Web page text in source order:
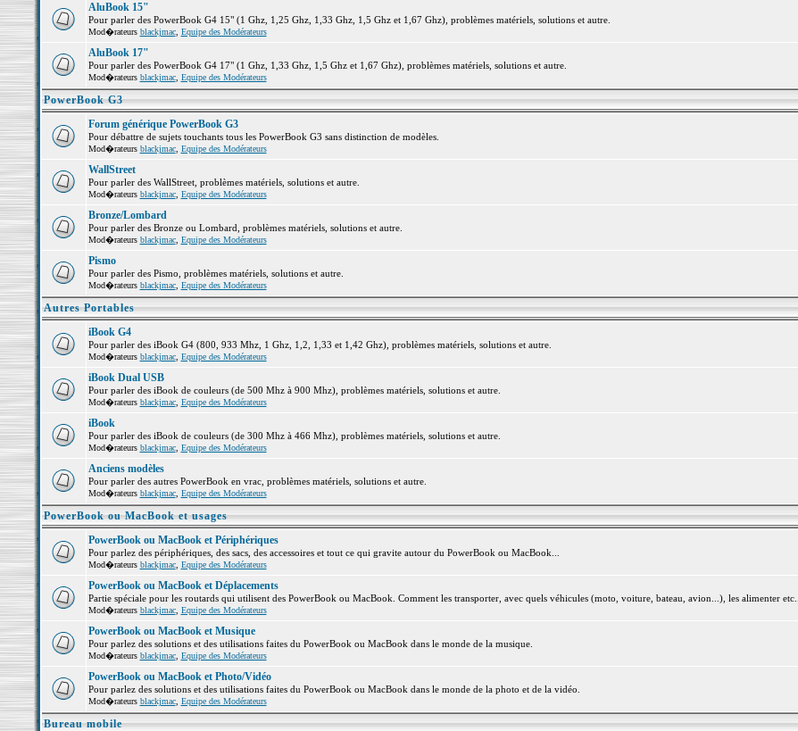
AluBook 15"
Pour parler des PowerBook G4 15" (1 Ghz, 1,25 Ghz, 1,33 Ghz, 1,5 Ghz et 1,67 Ghz), problèmes matériels, solutions et autre.
Mod�rateurs blackjmac, Equipe des Modérateurs
AluBook 17"
Pour parler des PowerBook G4 17" (1 Ghz, 1,33 Ghz, 1,5 Ghz et 1,67 Ghz), problèmes matériels, solutions et autre.
Mod�rateurs blackjmac, Equipe des Modérateurs
PowerBook G3
Forum générique PowerBook G3
Pour débattre de sujets touchants tous les PowerBook G3 sans distinction de modèles.
Mod�rateurs blackjmac, Equipe des Modérateurs
WallStreet
Pour parler des WallStreet, problèmes matériels, solutions et autre.
Mod�rateurs blackjmac, Equipe des Modérateurs
Bronze/Lombard
Pour parler des Bronze ou Lombard, problèmes matériels, solutions et autre.
Mod�rateurs blackjmac, Equipe des Modérateurs
Pismo
Pour parler des Pismo, problèmes matériels, solutions et autre.
Mod�rateurs blackjmac, Equipe des Modérateurs
Autres Portables
iBook G4
Pour parler des iBook G4 (800, 933 Mhz, 1 Ghz, 1,2, 1,33 et 1,42 Ghz), problèmes matériels, solutions et autre.
Mod�rateurs blackjmac, Equipe des Modérateurs
iBook Dual USB
Pour parler des iBook de couleurs (de 500 Mhz à 900 Mhz), problèmes matériels, solutions et autre.
Mod�rateurs blackjmac, Equipe des Modérateurs
iBook
Pour parler des iBook de couleurs (de 300 Mhz à 466 Mhz), problèmes matériels, solutions et autre.
Mod�rateurs blackjmac, Equipe des Modérateurs
Anciens modèles
Pour parler des autres PowerBook en vrac, problèmes matériels, solutions et autre.
Mod�rateurs blackjmac, Equipe des Modérateurs
PowerBook ou MacBook et usages
PowerBook ou MacBook et Périphériques
Pour parlez des périphériques, des sacs, des accessoires et tout ce qui gravite autour du PowerBook ou MacBook...
Mod�rateurs blackjmac, Equipe des Modérateurs
PowerBook ou MacBook et Déplacements
Partie spéciale pour les routards qui utilisent des PowerBook ou MacBook. Comment les transporter, avec quels véhicules (moto, voiture, bateau, avion...), les alimenter etc...
Mod�rateurs blackjmac, Equipe des Modérateurs
PowerBook ou MacBook et Musique
Pour parlez des solutions et des utilisations faites du PowerBook ou MacBook dans le monde de la musique.
Mod�rateurs blackjmac, Equipe des Modérateurs
PowerBook ou MacBook et Photo/Vidéo
Pour parlez des solutions et des utilisations faites du PowerBook ou MacBook dans le monde de la photo et de la vidéo.
Mod�rateurs blackjmac, Equipe des Modérateurs
Bureau mobile